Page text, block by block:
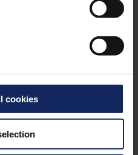
cookies